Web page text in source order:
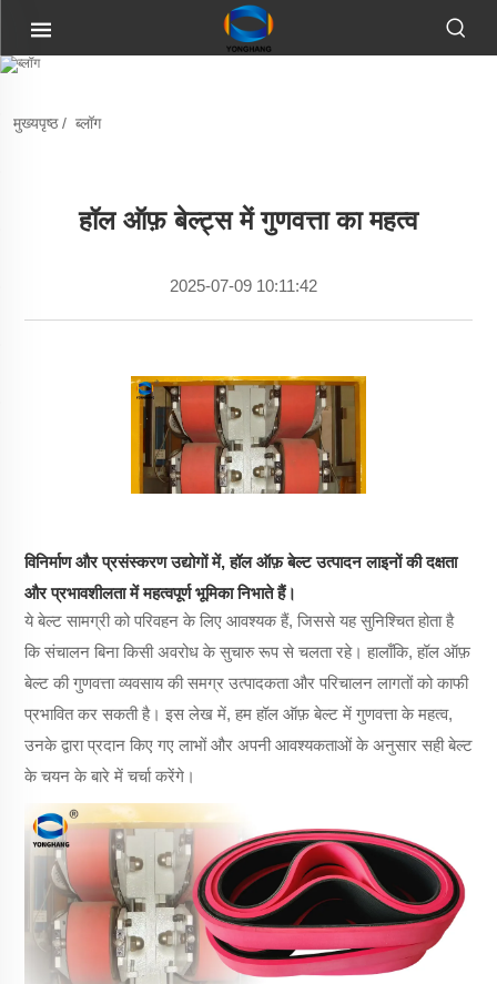
मुख्यपृष्ठ/ ब्लॉग
हॉल ऑफ़ बेल्ट्स में गुणवत्ता का महत्व
2025-07-09 10:11:42
विनिर्माण और प्रसंस्करण उद्योगों में, हॉल ऑफ़ बेल्ट उत्पादन लाइनों की दक्षता
और प्रभावशीलता में महत्वपूर्ण भूमिका निभाते हैं।
ये बेल्ट सामग्री को परिवहन के लिए आवश्यक हैं, जिससे यह सुनिश्चित होता है
कि संचालन बिना किसी अवरोध के सुचारु रूप से चलता रहे। हालाँकि, हॉल ऑफ़
बेल्ट की गुणवत्ता व्यवसाय की समग्र उत्पादकता और परिचालन लागतों को काफी
प्रभावित कर सकती है। इस लेख में, हम हॉल ऑफ़ बेल्ट में गुणवत्ता के महत्व,
उनके द्वारा प्रदान किए गए लाभों और अपनी आवश्यकताओं के अनुसार सही बेल्ट
के चयन के बारे में चर्चा करेंगे।